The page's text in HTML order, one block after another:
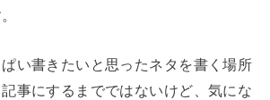
書きたいと思ったネタを書く場所
にするまでではないけど、気にな